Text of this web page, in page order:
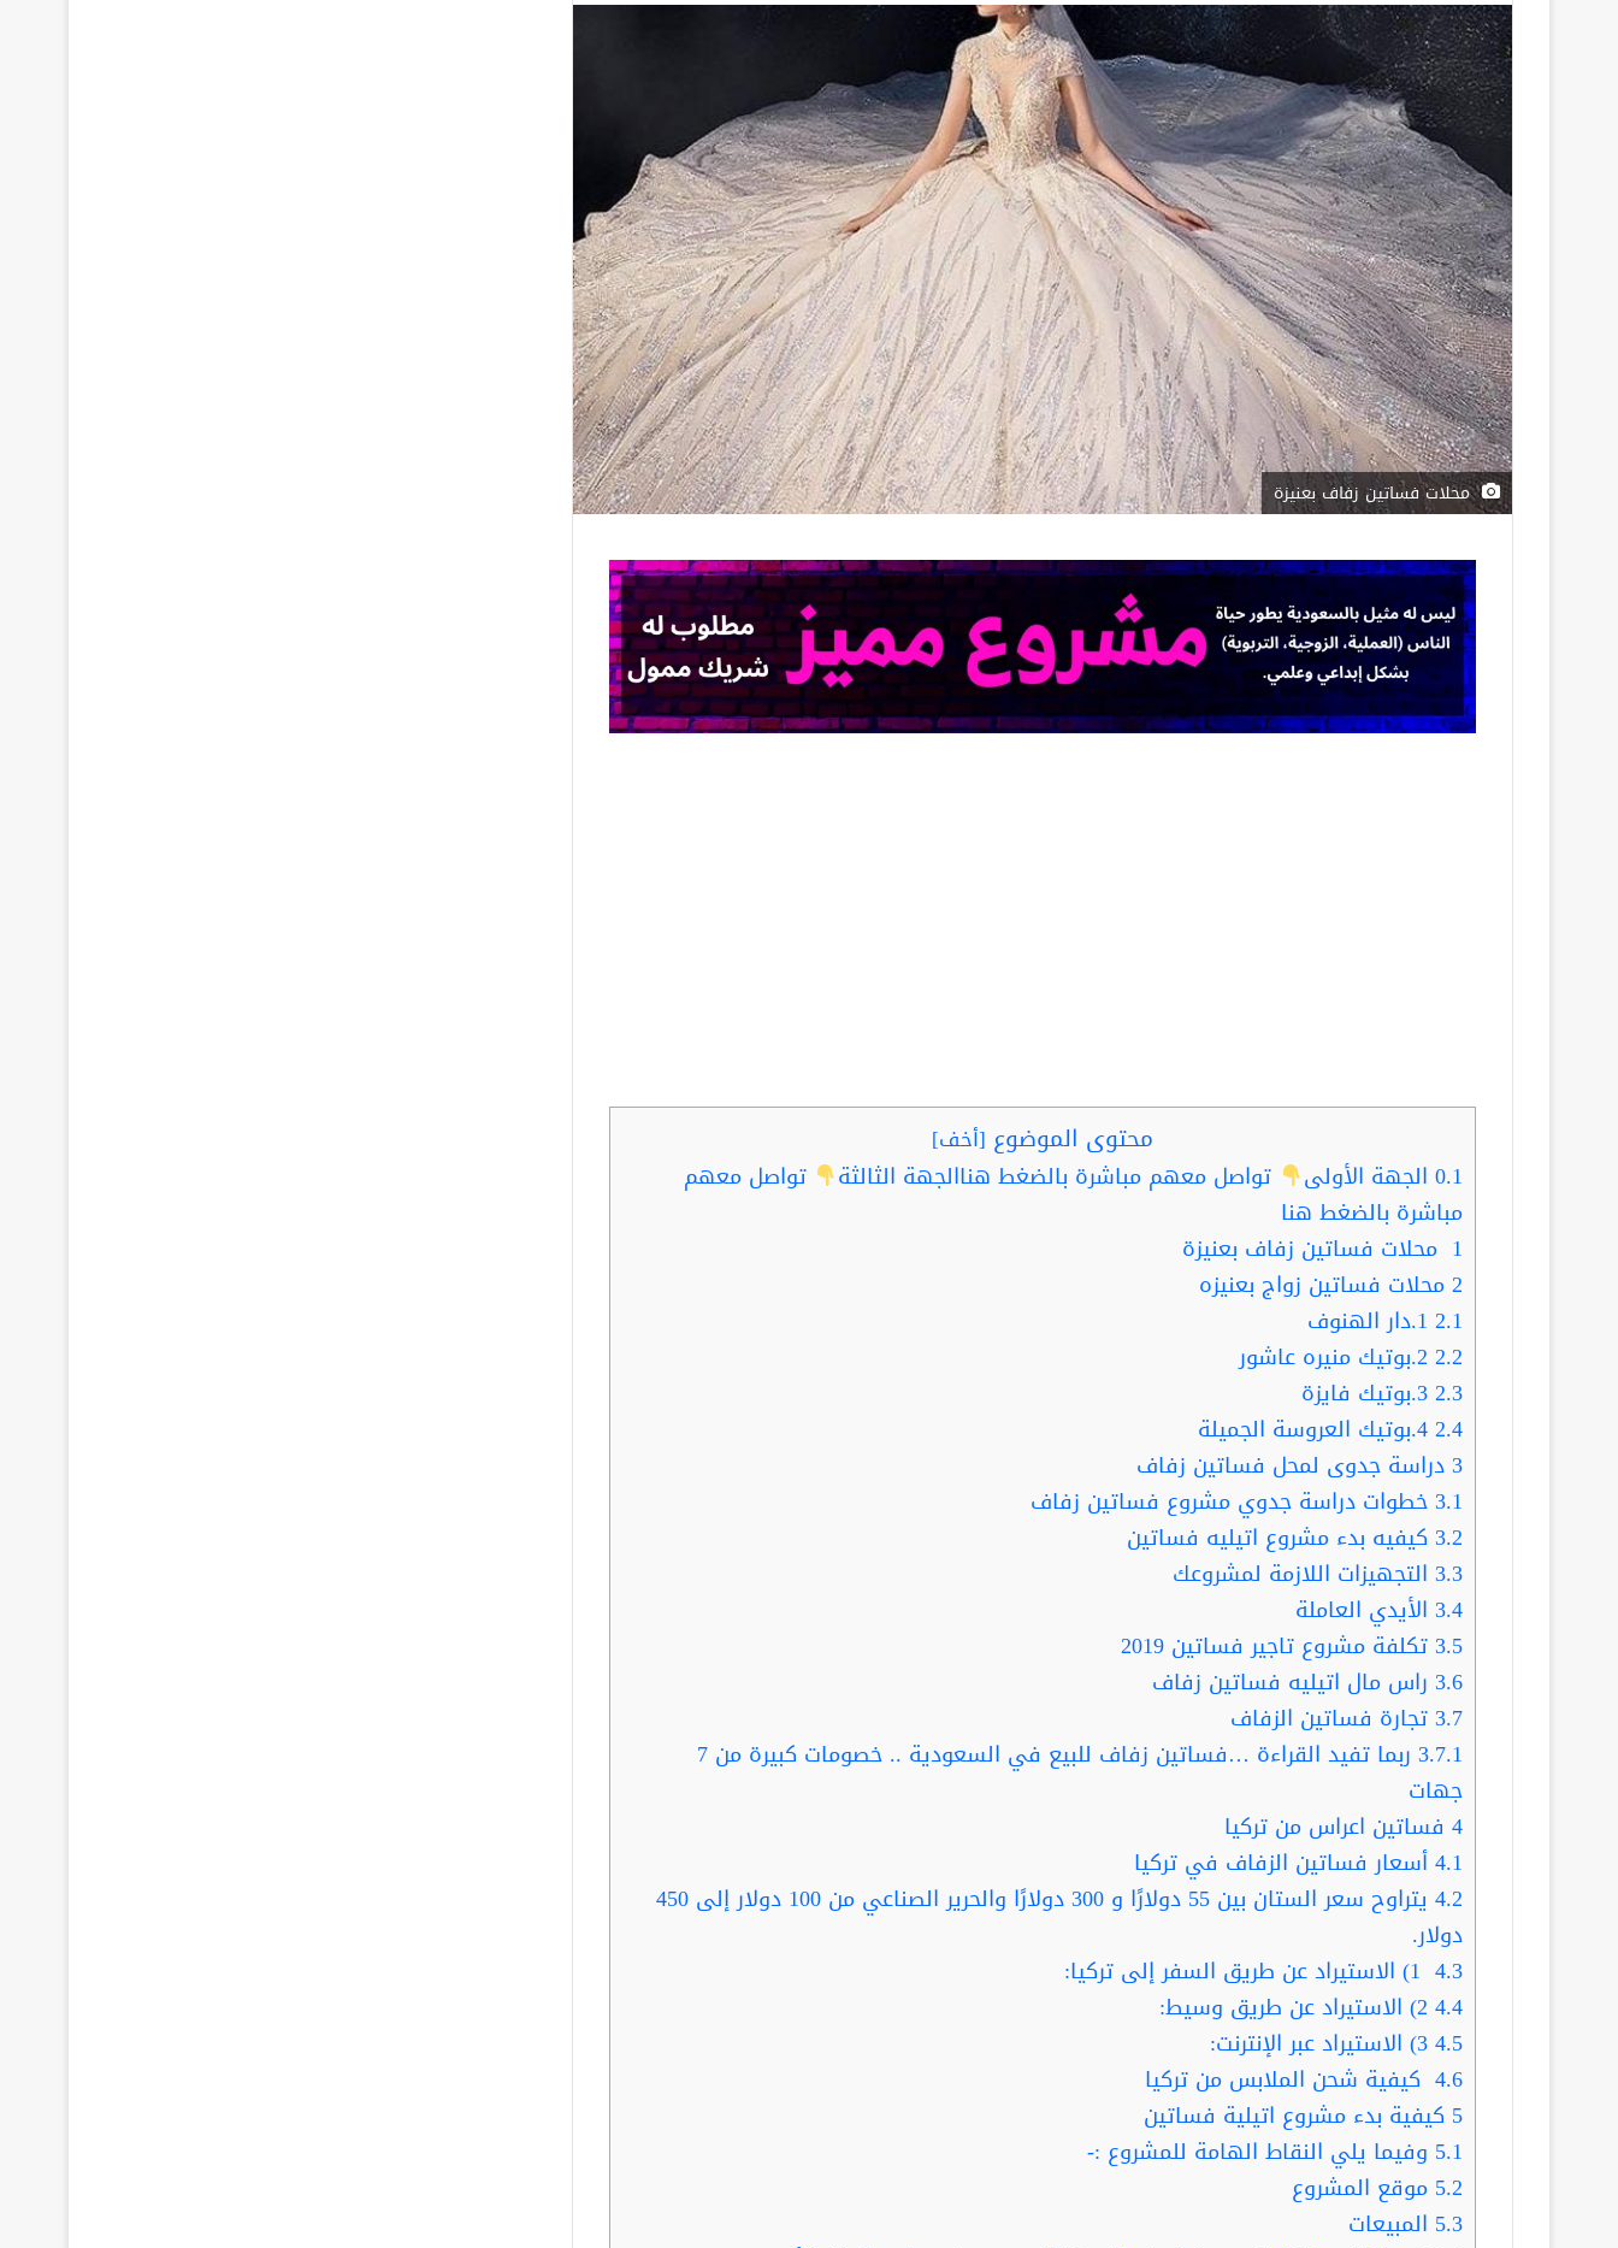
محلات فساتين زفاف بعنيزة
محتوى الموضوع [أخف]
0.1 الجهة الأولى تواصل معهم مباشرة بالضغط هناالجهة الثالثة
تواصل معهم
مباشرة بالضغط هنا
1 محلات فساتين زفاف بعنيزة
2محلات فساتين زواج بعنيزه
2.1
2.2
2.3
2.4
3دراسة جدوى لمحل فساتين زفاف
3.1خطوات دراسة جدوي مشروع فساتين زفاف
3.2 كيفيه بدء مشروع اتيليه فساتين
3.3 التجهيزات اللازمة لمشروعك
3.4 الأيدي العاملة
3.5تكلفة مشروع تاجير فساتين 2019
3.6 راس مال اتيليه فساتين زفاف
3.7تجارة فساتين الزفاف
3.7.1
ربما تفيد القراءة …فساتين زفاف للبيع في السعودية .. خصومات كبيرة من 7
جهات
4 فساتين اعراس من تركيا
4.1أسعار فساتين الزفاف في تركيا
4.2
يتراوح سعر الستان بين 55 دولارًا و 300 دولارًا والحرير الصناعي من 100 دولار إلى 450
دولار.
4.3
4.4
4.5
4.6 كيفية شحن الملابس من تركيا
5 كيفية بدء مشروع اتيلية فساتين
5.1 وفيما يلي النقاط الهامة للمشروع :-
5.2 موقع المشروع
5.3 المبيعات